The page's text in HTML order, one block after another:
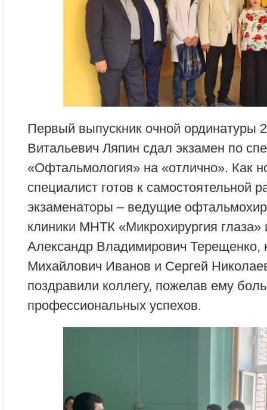
Первый выпускник очной ординатуры
Витальевич Ляпин сдал экзамен по
«Офтальмология» на «отлично». Как
специалист готов к самостоятельной
экзаменаторы – ведущие
клиники МНТК «Микрохирургия
Александр Владимирович Терещенко,
Михайлович Иванов и Сергей
поздравили коллегу, пожелав ему
профессиональных успехов.